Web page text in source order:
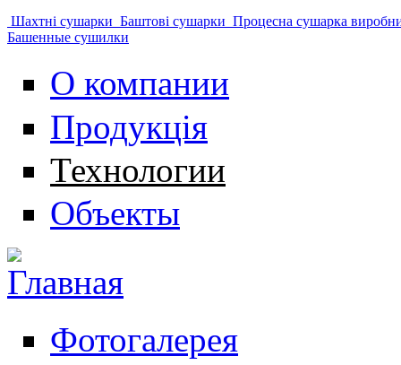
Шахтні сушарки Баштові сушарки Процесна сушарка
Башенные сушилки
О компании
Продукція
Технологии
Объекты
Фотогалерея